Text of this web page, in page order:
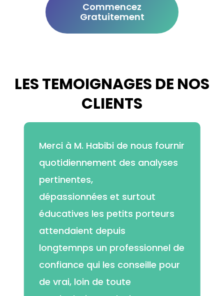
Commencez
Gratuitement
LESTEMOIGNAGES DE NOS
CLIENTS
Merci à M. Habibi de nous fournir
quotidiennement des analyses
pertinentes,
dépassionnées et surtout
éducatives les petits porteurs
attendaient depuis
longtemnps un professionnel de
confiance qui les conseille pour
de vrai, loin de toute